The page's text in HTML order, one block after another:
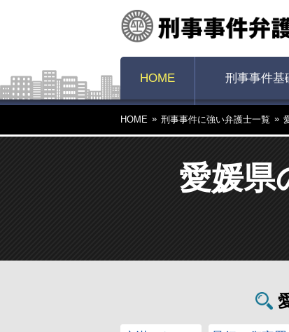
HOME 刑事事件基
HOME 刑事事件に強い弁護士一覧
愛媛県